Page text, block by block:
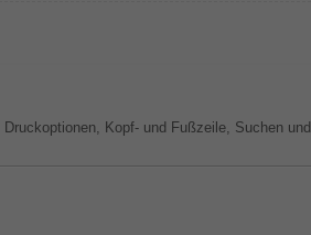
Kopf- und Fußzeile, Suchen und